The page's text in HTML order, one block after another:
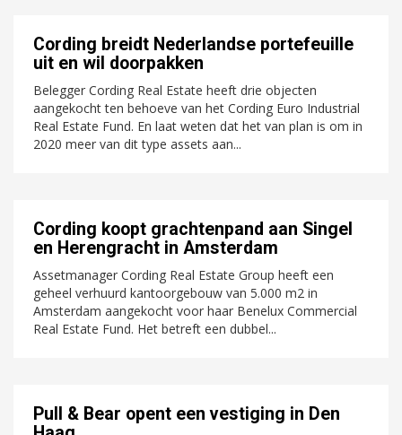
Cording breidt Nederlandse portefeuille
uit en wil doorpakken
Belegger Cording Real Estate heeft drie objecten
aangekocht ten behoeve van het Cording Euro Industrial
Real Estate Fund. En laat weten dat het van plan is om in
2020 meer van dit type assets aan...
Cording koopt grachtenpand aan Singel
en Herengracht in Amsterdam
Assetmanager Cording Real Estate Group heeft een
geheel verhuurd kantoorgebouw van 5.000 m2 in
Amsterdam aangekocht voor haar Benelux Commercial
Real Estate Fund. Het betreft een dubbel...
Pull & Bear opent een vestiging in Den